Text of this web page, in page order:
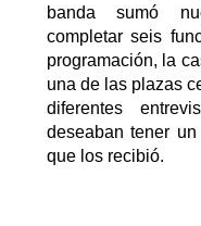
banda sumó
completar seis
programación, la
una de las plazas
diferentes
deseaban tener
que los recibió.